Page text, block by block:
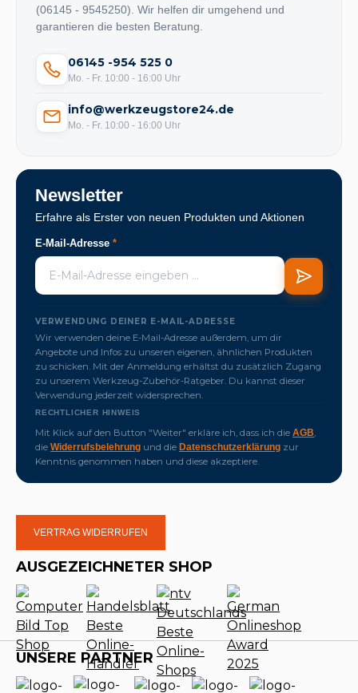
(06145 - 9545250). Wir helfen dir umgehend und
garantieren die besten Beratung.
06145 -954 525 0
Mo. - Fr. 10:00 - 16:00 Uhr
info@werkzeugstore24.de
Mo. - Fr. 10:00 - 16:00 Uhr
Newsletter
Erfahre als Erster von neuen Produkten und Aktionen
E-Mail-Adresse *
VERWENDUNG DEINER E-MAIL-ADRESSE
Wir verwenden deine E-Mail-Adresse außerdem, um dir
Angebote und Infos zu unseren eigenen, ähnlichen Produkten
zu schicken. Mit der Anmeldung erhältst du zusätzlich Zugang
zu unserem Werkzeug-Zubehör-Ratgeber. Du kannst dieser
Verwendung jederzeit widersprechen.
RECHTLICHER HINWEIS
Mit Klick auf den Button "Weiter" erkläre ich, dass ich die AGB,
die Widerrufsbelehrung und die Datenschutzerklärung zur
Kenntnis genommen haben und diese akzeptiere.
VERTRAG WIDERRUFEN
AUSGEZEICHNETER SHOP
UNSERE PARTNER